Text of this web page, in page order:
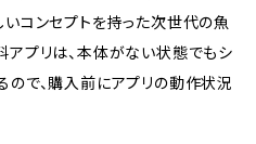
いコンセプトを持った次世代の魚
アプリは、本体がない状態でもシ
ので、購入前にアプリの動作状況